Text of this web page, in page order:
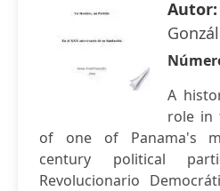
Autor:
A
role in
of one of Panama's
century political
Revolucionario